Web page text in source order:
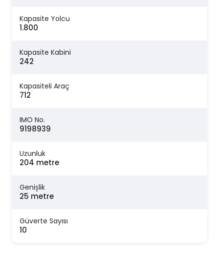
Kapasite Yolcu
1.800
Kapasite Kabini
242
Kapasiteli Araç
712
IMO No.
9198939
Uzunluk
204 metre
Genişlik
25 metre
Güverte Sayısı
10